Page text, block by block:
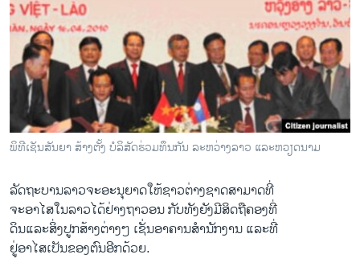
ຊີວິດຊາວລາວ
ຊຸມຊົນຊາວລາວ
ວິທະຍາສາດ-ເທັກໂນໂລຈີ
ທຸລະກິດ
ພາສາອັງກິດ
ສຽງ
ລາຍການກະຈາຍສຽງ
ລາຍງານ
ຕິດຕາມພວກເຮົາ ທີ່
ພິທີເຊັນສັນຍາ ສ້າງຕັ້ງ ບໍລິສັດຮ່ວມທຶນກັນ ລະຫວ່າງລາວ ແລະຫວຽດນາມ
ລັດຖະບານລາວຈະອະນຸຍາດໃຫ້ຊາວຕ່າງຊາດສາມາດທີ່
ຈະອາໄສໃນລາວໄດ້ຢ່າງຖາວອນ ກັບທັງຍັງມີສິດຖືຄອງທີ່
ດິນແລະສິ່ງປູກສ້າງຕ່າງໆ ເຊັ່ນອາຄານສໍານັກງານ ແລະທີ່
ຢູ່ອາໄສເປັນຂອງຕົນອີກດ້ວຍ.